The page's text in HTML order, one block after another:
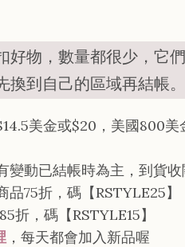
物，數量都很少，它
換到自己的區域再結帳。
美金或$20，美國800
動已結帳時為主，到貨收
75折，碼【RSTYLE25】
折，碼【RSTYLE15】
，每天都會加入新品喔